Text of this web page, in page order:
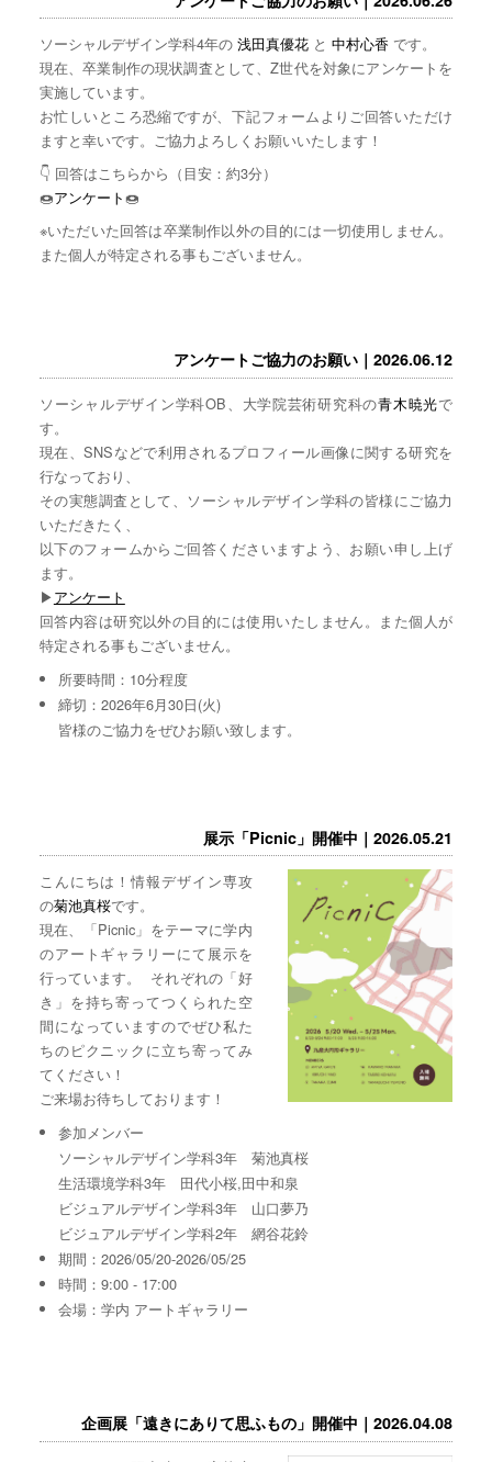
ソーシャルデザイン学科4年の 浅田真優花と 中村心香 です。
現在、卒業制作の現状調査として、Z世代を対象にアンケートを
実施しています。
お忙しいところ恐縮ですが、下記フォームよりご回答いただけ
ますと幸いです。ご協力よろしくお願いいたします！
👇 回答はこちらから（目安：約3分）
🍩アンケート🍩
※いただいた回答は卒業制作以外の目的には一切使用しません。
また個人が特定される事もございません。
アンケートご協力のお願い｜2026.06.12
ソーシャルデザイン学科OB、大学院芸術研究科の青木暁光で
す。
現在、SNSなどで利用されるプロフィール画像に関する研究を
行なっており、
その実態調査として、ソーシャルデザイン学科の皆様にご協力
いただきたく、
以下のフォームからご回答くださいますよう、お願い申し上げ
ます。
▶︎アンケート
回答内容は研究以外の目的には使用いたしません。また個人が
特定される事もございません。
所要時間：10分程度
締切：2026年6月30日(火)
皆様のご協力をぜひお願い致します。
展示「Picnic」開催中｜2026.05.21
こんにちは！情報デザイン専攻
の菊池真桜です。
現在、「Picnic」をテーマに学内
のアートギャラリーにて展示を
行っています。 それぞれの「好
き」を持ち寄ってつくられた空
間になっていますのでぜひ私た
ちのピクニックに立ち寄ってみ
てください！
ご来場お待ちしております！
参加メンバー
ソーシャルデザイン学科3年 菊池真桜
生活環境学科3年 田代小桜,田中和泉
ビジュアルデザイン学科3年 山口夢乃
ビジュアルデザイン学科2年 網谷花鈴
期間：2026/05/20-2026/05/25
時間：9:00 - 17:00
会場：学内 アートギャラリー
企画展「遠きにありて思ふもの」開催中｜2026.04.08